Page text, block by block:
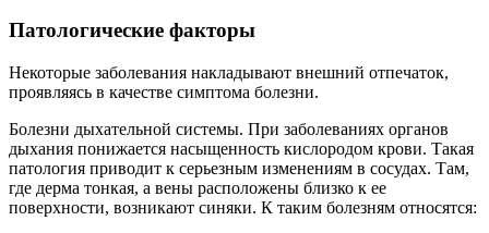
Патологические факторы
Некоторые заболевания накладывают внешний отпечаток,
проявляясь в качестве симптома болезни.
Болезни дыхательной системы. При заболеваниях органов
дыхания понижается насыщенность кислородом крови. Такая
патология приводит к серьезным изменениям в сосудах. Там,
где дерма тонкая, а вены расположены близко к ее
поверхности, возникают синяки. К таким болезням относятся: